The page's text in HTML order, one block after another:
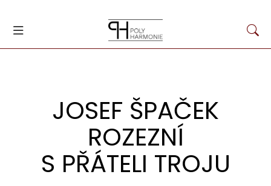
JOSEF ŠPAČEK
ROZEZNÍ
S PŘÁTELI TROJU